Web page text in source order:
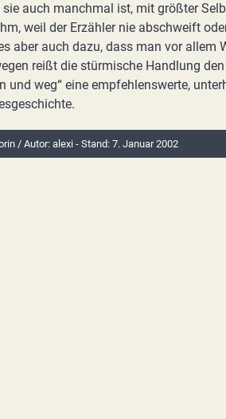
auch manchmal ist, mit größter
weil der Erzähler nie abschweift
aber auch dazu, dass man vor allem
reißt die stürmische Handlung
und weg“ eine empfehlenswerte,
/ Autor: alexi - Stand: 7. Januar 2002